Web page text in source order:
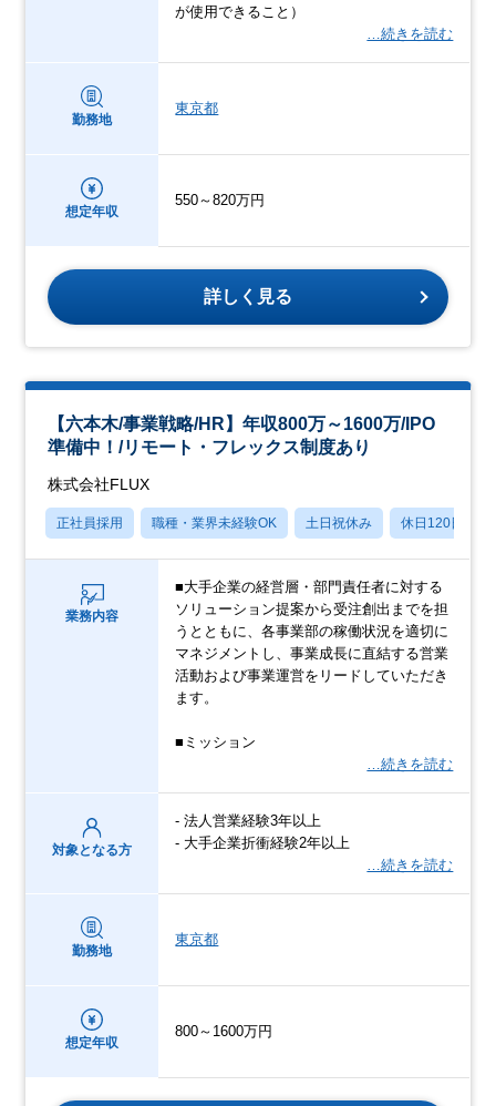
が使用できること）
…続きを読む
勤務地
東京都
想定年収
550～820万円
詳しく見る
【六本木/事業戦略/HR】年収800万～1600万/IPO
準備中！/リモート・フレックス制度あり
株式会社FLUX
正社員採用 職種・業界未経験OK 土日祝休み 休日120日以上
業務内容
■大手企業の経営層・部門責任者に対する
ソリューション提案から受注創出までを担
うとともに、各事業部の稼働状況を適切に
マネジメントし、事業成長に直結する営業
活動および事業運営をリードしていただき
ます。
■ミッション
…続きを読む
対象となる方
- 法人営業経験3年以上
- 大手企業折衝経験2年以上
…続きを読む
勤務地
東京都
想定年収
800～1600万円